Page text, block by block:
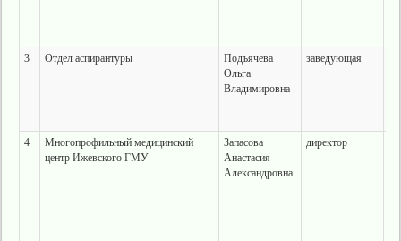
3 Отдел аспирантуры
Подъячева
Ольга
Владимировна
заведующая
4
Многопрофильный медицинский
центр Ижевского ГМУ
Запасова
Анастасия
Александровна
директор